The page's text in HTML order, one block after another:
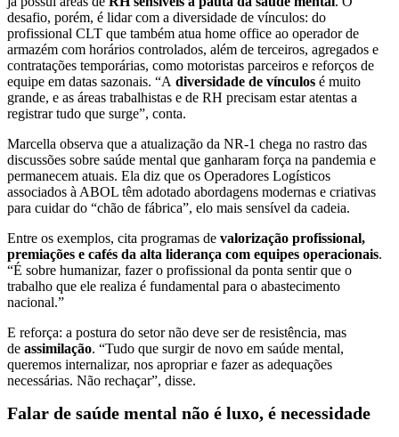
desafio, porém, é lidar com a diversidade de vínculos: do
profissional CLT que também atua home office ao operador de
armazém com horários controlados, além de terceiros, agregados e
contratações temporárias, como motoristas parceiros e reforços de
equipe em datas sazonais. “A diversidade de vínculos é muito
grande, e as áreas trabalhistas e de RH precisam estar atentas a
registrar tudo que surge”, conta.
Marcella observa que a atualização da NR-1 chega no rastro das
discussões sobre saúde mental que ganharam força na pandemia e
permanecem atuais. Ela diz que os Operadores Logísticos
associados à ABOL têm adotado abordagens modernas e criativas
para cuidar do “chão de fábrica”, elo mais sensível da cadeia.
Entre os exemplos, cita programas de valorização profissional,
premiações e cafés da alta liderança com equipes operacionais.
“É sobre humanizar, fazer o profissional da ponta sentir que o
trabalho que ele realiza é fundamental para o abastecimento
nacional.”
E reforça: a postura do setor não deve ser de resistência, mas
de assimilação. “Tudo que surgir de novo em saúde mental,
queremos internalizar, nos apropriar e fazer as adequações
necessárias. Não rechaçar”, disse.
Falar de saúde mental não é luxo, é necessidade